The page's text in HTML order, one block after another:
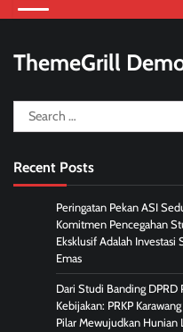
ThemeGrill
Search
for:
Recent Posts
Peringatan Pekan ASI
Komitmen Pencegahan
Eksklusif Adalah Investasi
Emas
Dari Studi Banding DPRD
Kebijakan: PRKP
Pilar Mewujudkan Hunian